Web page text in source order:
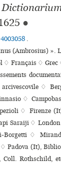
●
4003058 .
(Ambrosius) ».
♢ Français ♢ Grec
arcivescovile ♢
♢
♢ Firenze
Saraiji ♢
Borgetti ♢
Padova (It),
Coll.